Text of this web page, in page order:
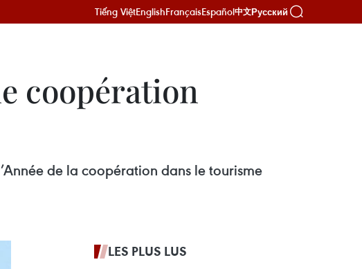
Tiếng ViệtEnglishFrançaisEspañol中文Русский
coopération
de la coopération dans le tourisme
LES PLUS LUS